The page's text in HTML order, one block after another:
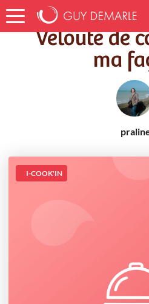
Accueil Recettes Velouté
Velouté de
ma
I-COOK'IN